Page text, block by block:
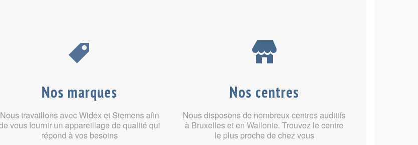
Nos marques
Nous travaillons avec Widex et Siemens afin
vous fournir un appareillage de qualité qui
répond à vos besoins
Nos centres
Nous disposons de nombreux centres auditifs
à Bruxelles et en Wallonie. Trouvez le centre
le plus proche de chez vous